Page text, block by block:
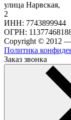
улица Нарвская,
2
ИНН: 7743899944
ОГРН:
Copyright © 2012 —
Политика
Заказ звонка